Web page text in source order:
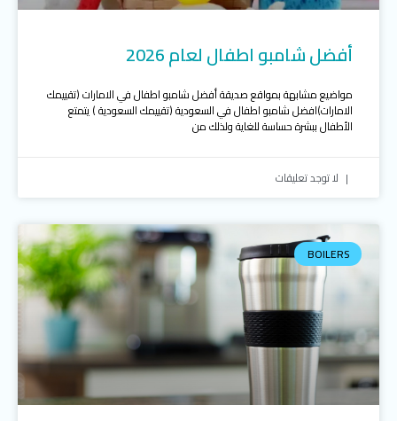
أفضل شامبو اطفال لعام 2026
مواضيع مشابهة بمواقع صديقة أفضل شامبو اطفال في الامارات (تقييمك
الامارات)افضل شامبو اطفال في السعودية (تقييمك السعودية ) يتمتع
الأطفال ببشرة حساسة للغاية ولذلك من
لا توجد تعليقات
BOILERS